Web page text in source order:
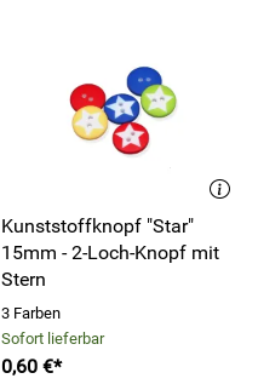
Kunststoffknopf "Star"
15mm - 2-Loch-Knopf mit
Stern
3 Farben
Sofort lieferbar
0,60 €*